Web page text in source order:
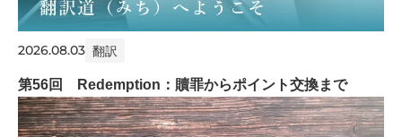
2026.08.03 翻訳
第56回 Redemption：贖罪からポイント交換まで